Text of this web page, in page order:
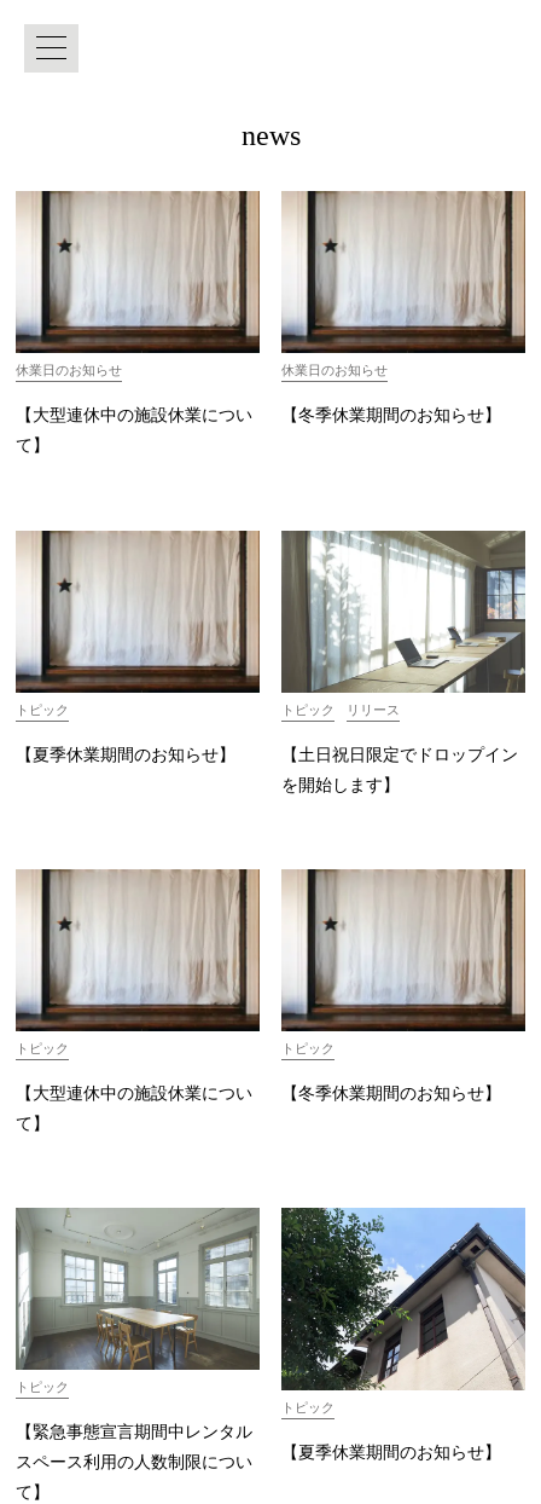
news
休業日のお知らせ
【大型連休中の施設休業につい
て】
休業日のお知らせ
【冬季休業期間のお知らせ】
トピック
【夏季休業期間のお知らせ】
トピック リリース
【土日祝日限定でドロップイン
を開始します】
トピック
【大型連休中の施設休業につい
て】
トピック
【冬季休業期間のお知らせ】
トピック
【緊急事態宣言期間中レンタル
スペース利用の人数制限につい
て】
トピック
【夏季休業期間のお知らせ】